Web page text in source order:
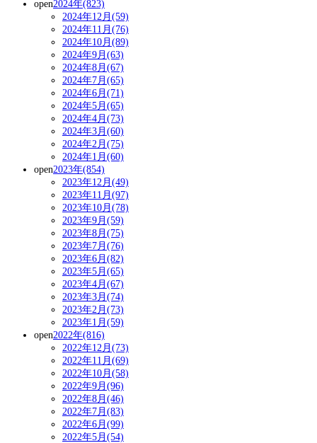
open2024年(823)
2024年12月(59)
2024年11月(76)
2024年10月(89)
2024年9月(63)
2024年8月(67)
2024年7月(65)
2024年6月(71)
2024年5月(65)
2024年4月(73)
2024年3月(60)
2024年2月(75)
2024年1月(60)
open2023年(854)
2023年12月(49)
2023年11月(97)
2023年10月(78)
2023年9月(59)
2023年8月(75)
2023年7月(76)
2023年6月(82)
2023年5月(65)
2023年4月(67)
2023年3月(74)
2023年2月(73)
2023年1月(59)
open2022年(816)
2022年12月(73)
2022年11月(69)
2022年10月(58)
2022年9月(96)
2022年8月(46)
2022年7月(83)
2022年6月(99)
2022年5月(54)